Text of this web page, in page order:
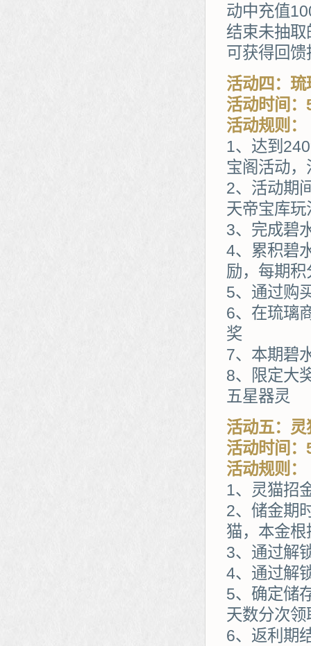
动中充值
结束未抽
可获得回馈
活动四：琉
活动时间
活动规则：
1、达到
宝阁活动
2、活动期
天帝宝库
3、完成碧
4、累积碧
励，每期
5、通过购
6、在琉璃
奖
7、本期碧
8、限定大
五星器灵
活动五：灵
活动时间
活动规则：
1、灵猫招
2、储金期
猫，本金
3、通过解
4、通过解
5、确定储
天数分次
6、返利期